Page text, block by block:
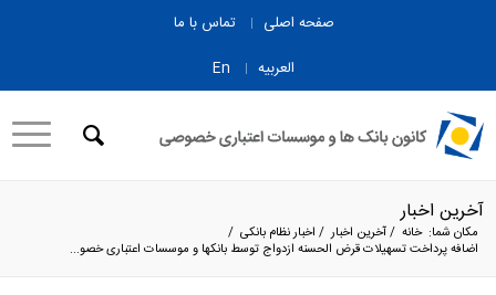
صفحه اصلی
تماس با ما
العربیه
En
آخرین اخبار
مکان شما: خانه /آخرین اخبار / اخبار نظام بانکی /
اضافه پرداخت تسهیلات قرض الحسنه ازدواج توسط بانکها و موسسات اعتباری خصو...